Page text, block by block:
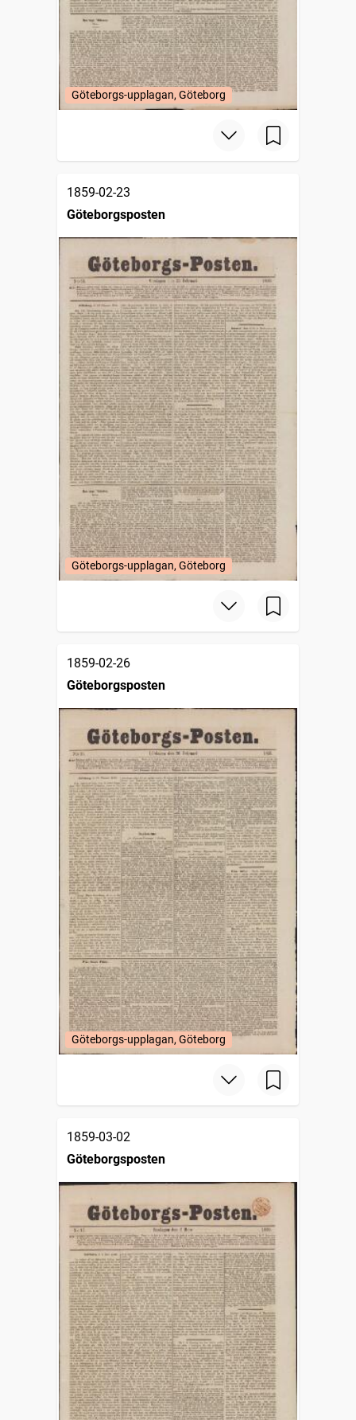
Göteborgs-upplagan, Göteborg
1859-02-23
Göteborgsposten
Göteborgs-upplagan, Göteborg
1859-02-26
Göteborgsposten
Göteborgs-upplagan, Göteborg
1859-03-02
Göteborgsposten